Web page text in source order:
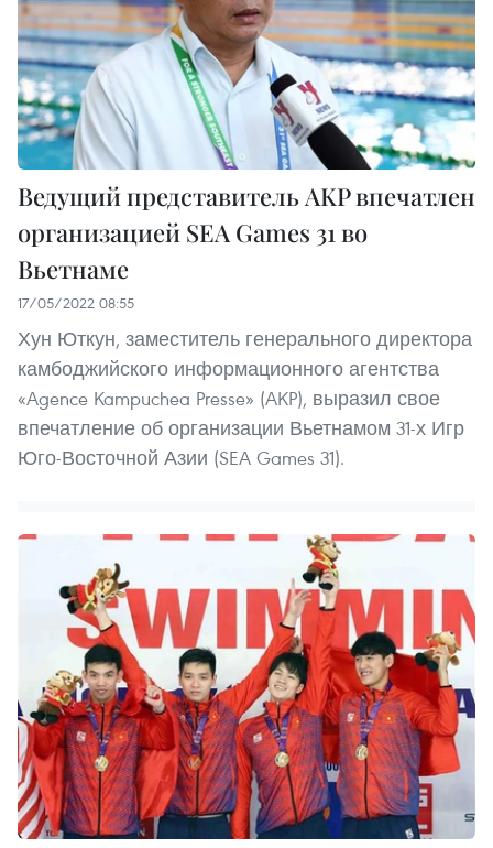
Ведущий представитель AKP впечатлен
организацией SEA Games 31 во
Вьетнаме
17/05/2022 08:55
Хун Юткун, заместитель генерального директора
камбоджийского информационного агентства
«Agence Kampuchea Presse» (AKP), выразил свое
впечатление об организации Вьетнамом 31-х Игр
Юго-Восточной Азии (SEA Games 31).